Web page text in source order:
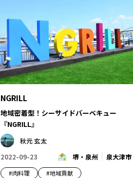
NGRILL
地域密着型！シーサイドバーベキュー
『NGRILL』
秋元 玄太
2022-09-23
堺・泉州 泉大津市
#肉料理 #地域貢献